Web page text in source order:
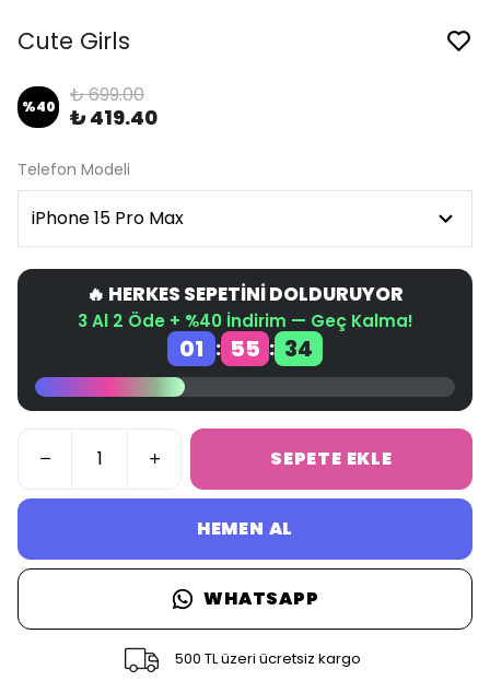
Cute Girls
%40 ₺ 699.00
₺ 419.40
Telefon Modeli
🔥 HERKES SEPETİNİ DOLDURUYOR
3 Al 2 Öde + %40 İndirim — Geç Kalma!
01 : 55 : 34
SEPETE EKLE
HEMEN AL
WHATSAPP
500 TL üzeri ücretsiz kargo